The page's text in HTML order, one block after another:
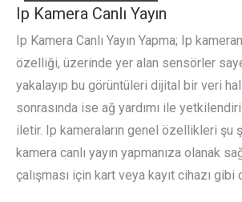
Ip Kamera Canlı Yayın
Ip Kamera Canlı Yayın Yapma; Ip
özelliği, üzerinde yer alan sensörler
yakalayıp bu görüntüleri dijital bir veri
sonrasında ise ağ yardımı ile
iletir. Ip kameraların genel özellikleri şu
kamera canlı yayın yapmanıza olanak
çalışması için kart veya kayıt cihazı gibi